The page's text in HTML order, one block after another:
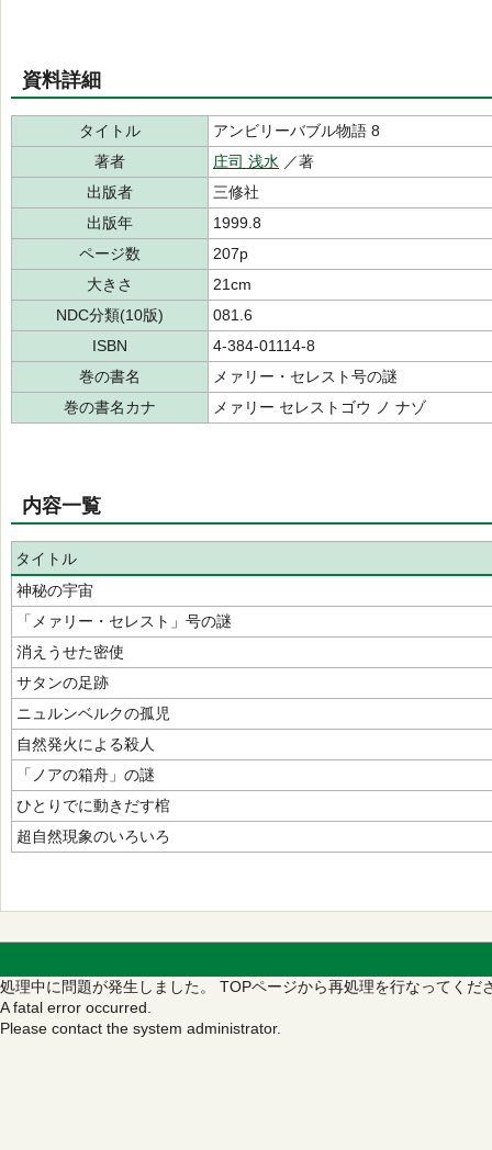
資料詳細
タイトル
アンビリーバブル物語 8
著者
庄司 浅水 ／著
出版者
三修社
出版年
1999.8
ページ数
207p
大きさ
21cm
NDC分類(10版)
081.6
ISBN
4-384-01114-8
巻の書名
メァリー・セレスト号の謎
巻の書名カナ
メァリー セレストゴウ ノ ナゾ
内容一覧
タイトル
神秘の宇宙
「メァリー・セレスト」号の謎
消えうせた密使
サタンの足跡
ニュルンベルクの孤児
自然発火による殺人
「ノアの箱舟」の謎
ひとりでに動きだす棺
超自然現象のいろいろ
処理中に問題が発生しました。 TOPページから再処理を行なってくだ
A fatal error occurred.
Please contact the system administrator.